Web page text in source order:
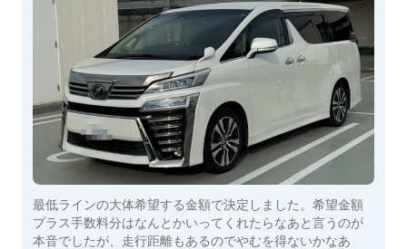
最低ラインの大体希望する金額で決定しました。希望金額
プラス手数料分はなんとかいってくれたらなあと言うのが
本音でしたが、走行距離もあるのでやむを得ないかなあ